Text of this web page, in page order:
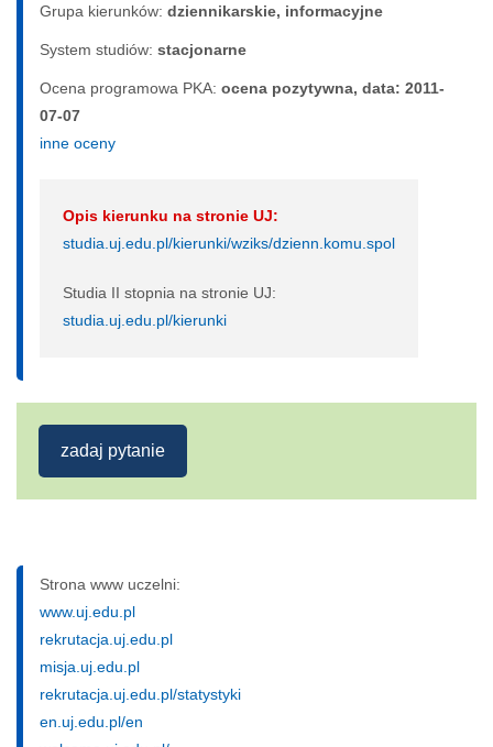
Grupa kierunków: dziennikarskie, informacyjne
System studiów: sta­cjo­nar­ne
Ocena programowa PKA: ocena pozytywna, data: 2011-
07-07
inne oceny
Opis kierunku na stronie UJ:
studia.uj.edu.pl/kierunki/wziks/dzienn.komu.spol
Studia II stopnia na stronie UJ:
studia.uj.edu.pl/kierunki
zadaj pytanie
Strona www uczelni:
www.uj.edu.pl
rekrutacja.uj.edu.pl
misja.uj.edu.pl
rekrutacja.uj.edu.pl/statystyki
en.uj.edu.pl/en